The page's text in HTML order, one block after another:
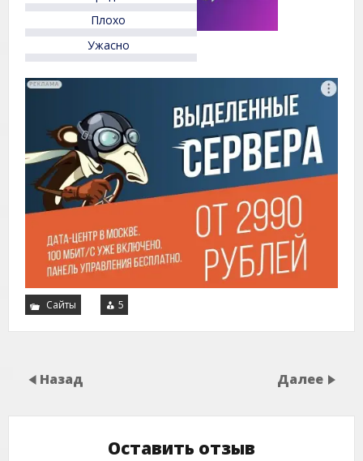
Плохо
Ужасно
Сайты 5
Назад Далее
Оставить отзыв